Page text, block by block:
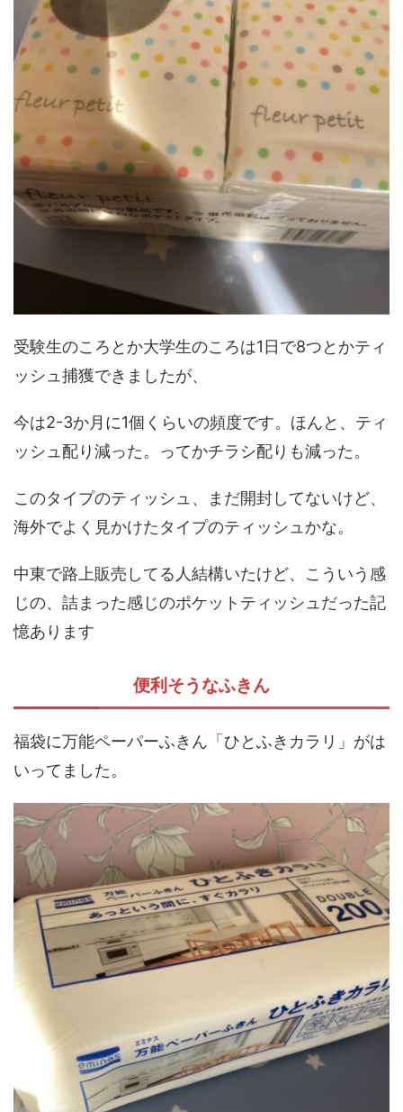
受験生のころとか大学生のころは1日で8つとかティ
ッシュ捕獲できましたが、
今は2-3か月に1個くらいの頻度です。ほんと、ティ
ッシュ配り減った。ってかチラシ配りも減った。
このタイプのティッシュ、まだ開封してないけど、
海外でよく見かけたタイプのティッシュかな。
中東で路上販売してる人結構いたけど、こういう感
じの、詰まった感じのポケットティッシュだった記
憶あります
便利そうなふきん
福袋に万能ペーパーふきん「ひとふきカラリ」がは
いってました。